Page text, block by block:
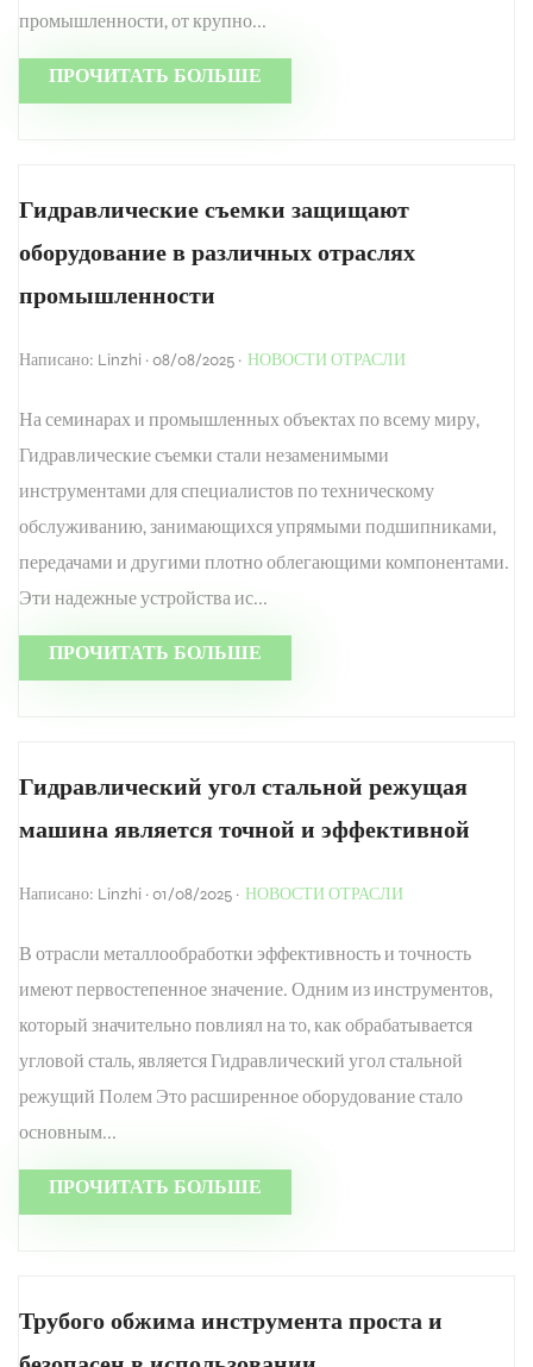
промышленности, от крупно...
ПРОЧИТАТЬ БОЛЬШЕ
Гидравлические съемки защищают
оборудование в различных отраслях
промышленности
Написано: Linzhi · 08/08/2025 · НОВОСТИ ОТРАСЛИ
На семинарах и промышленных объектах по всему миру,
Гидравлические съемки стали незаменимыми
инструментами для специалистов по техническому
обслуживанию, занимающихся упрямыми подшипниками,
передачами и другими плотно облегающими компонентами.
Эти надежные устройства ис...
ПРОЧИТАТЬ БОЛЬШЕ
Гидравлический угол стальной режущая
машина является точной и эффективной
Написано: Linzhi · 01/08/2025 · НОВОСТИ ОТРАСЛИ
В отрасли металлообработки эффективность и точность
имеют первостепенное значение. Одним из инструментов,
который значительно повлиял на то, как обрабатывается
угловой сталь, является Гидравлический угол стальной
режущий Полем Это расширенное оборудование стало
основным...
ПРОЧИТАТЬ БОЛЬШЕ
Трубого обжима инструмента проста и